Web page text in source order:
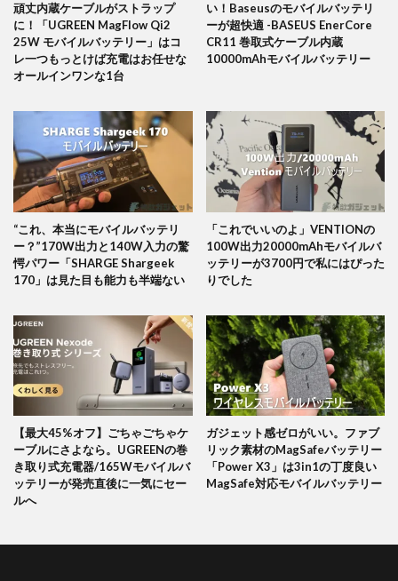
頑丈内蔵ケーブルがストラップ
に！「UGREEN MagFlow Qi2
25W モバイルバッテリー」はコ
レ一つもっとけば充電はお任せな
オールインワンな1台
い！Baseusのモバイルバッテリ
ーが超快適 -BASEUS EnerCore
CR11 巻取式ケーブル内蔵
10000mAhモバイルバッテリー
“これ、本当にモバイルバッテリ
ー？”170W出力と140W入力の驚
愕パワー「SHARGE Shargeek
170」は見た目も能力も半端ない
「これでいいのよ」VENTIONの
100W出力20000mAhモバイルバ
ッテリーが3700円で私にはぴった
りでした
【最大45%オフ】ごちゃごちゃケ
ーブルにさよなら。UGREENの巻
き取り式充電器/165Wモバイルバ
ッテリーが発売直後に一気にセー
ルへ
ガジェット感ゼロがいい。ファブ
リック素材のMagSafeバッテリー
「Power X3」は3in1の丁度良い
MagSafe対応モバイルバッテリー